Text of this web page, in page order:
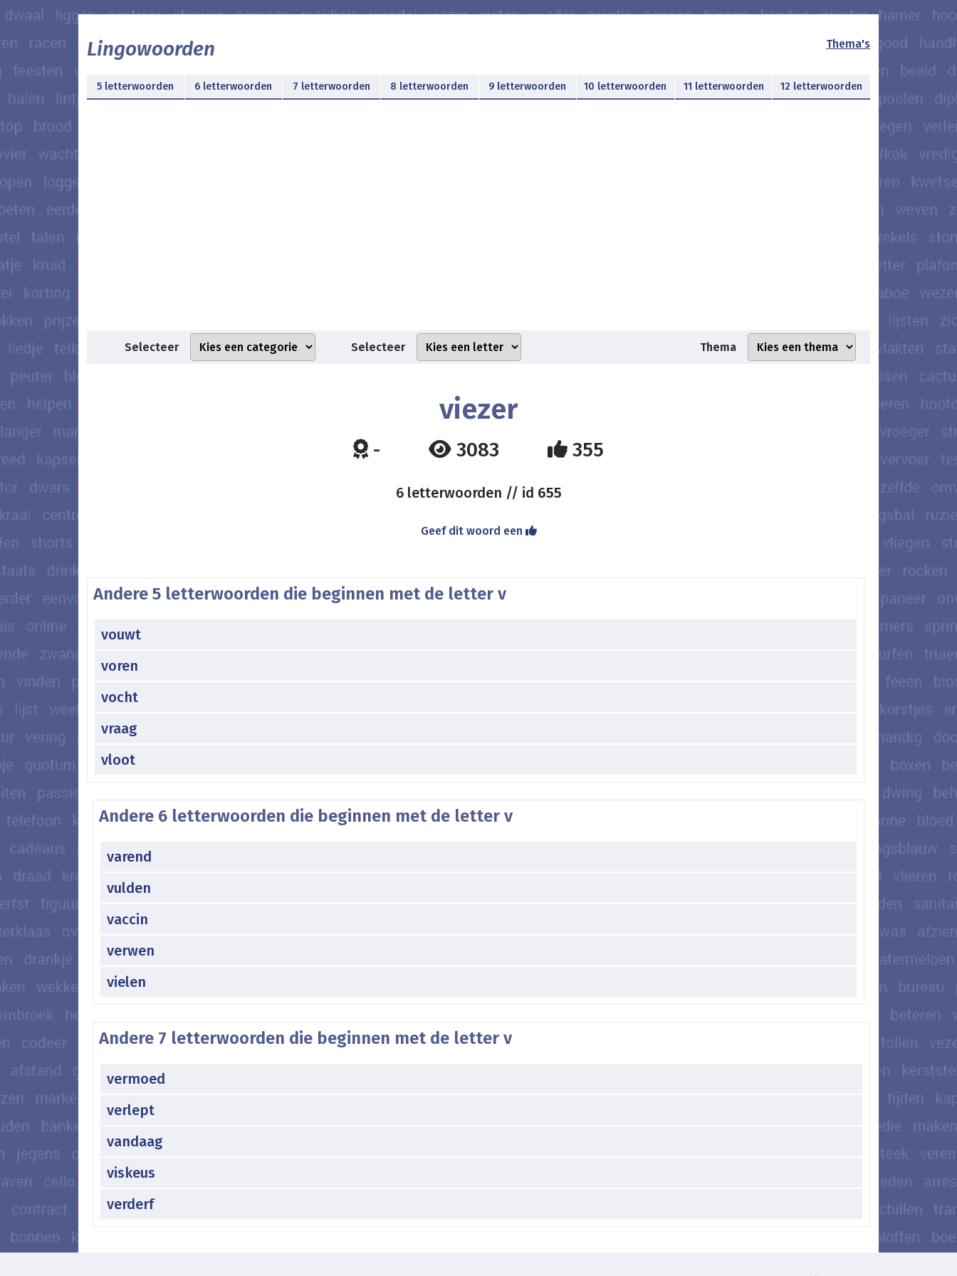
Lingowoorden Thema's
5 letterwoorden 6 letterwoorden 7 letterwoorden 8 letterwoorden 9 letterwoorden 10 letterwoorden 11 letterwoorden 12 letterwoorden
Selecteer Selecteer Thema
viezer
- 3083 355
6 letterwoorden // id 655
Geef dit woord een
Andere 5 letterwoorden die beginnen met de letter v
vouwt
voren
vocht
vraag
vloot
Andere 6 letterwoorden die beginnen met de letter v
varend
vulden
vaccin
verwen
vielen
Andere 7 letterwoorden die beginnen met de letter v
vermoed
verlept
vandaag
viskeus
verderf